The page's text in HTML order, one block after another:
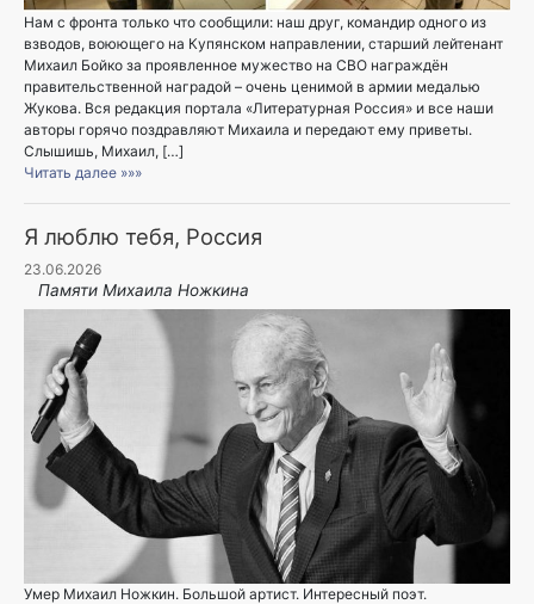
Нам с фронта только что сообщили: наш друг, командир одного из
взводов, воюющего на Купянском направлении, старший лейтенант
Михаил Бойко за проявленное мужество на СВО награждён
правительственной наградой – очень ценимой в армии медалью
Жукова. Вся редакция портала «Литературная Россия» и все наши
авторы горячо поздравляют Михаила и передают ему приветы.
Слышишь, Михаил, […]
Читать далее »»»
Я люблю тебя, Россия
23.06.2026
Памяти Михаила Ножкина
Умер Михаил Ножкин. Большой артист. Интересный поэт.